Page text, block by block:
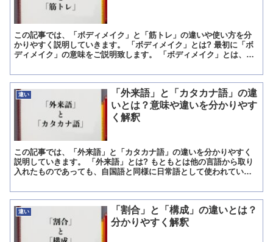
この記事では、「ボディメイク」と「筋トレ」の違いや使い方を分
かりやすく説明していきます。 「ボディメイク」とは? 最初に「ボ
ディメイク」の意味をご説明致します。 「ボディメイク」とは、
違い
「外来語」と「カタカナ語」の違
いとは？意味や違いを分かりやす
く解釈
この記事では、「外来語」と「カタカナ語」の違いを分かりやすく
説明していきます。 「外来語」とは? もともとは他の言語から取り
入れたものであっても、自国語と同様に日常語として使われている
違い
「割合」と「構成」の違いとは？
分かりやすく解釈